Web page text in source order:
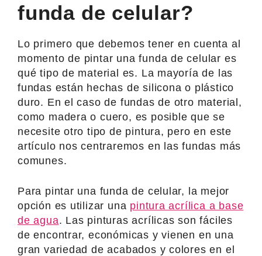
funda de celular?
Lo primero que debemos tener en cuenta al
momento de pintar una funda de celular es
qué tipo de material es. La mayoría de las
fundas están hechas de silicona o plástico
duro. En el caso de fundas de otro material,
como madera o cuero, es posible que se
necesite otro tipo de pintura, pero en este
artículo nos centraremos en las fundas más
comunes.
Para pintar una funda de celular, la mejor
opción es utilizar una pintura acrílica a base
de agua. Las pinturas acrílicas son fáciles
de encontrar, económicas y vienen en una
gran variedad de acabados y colores en el